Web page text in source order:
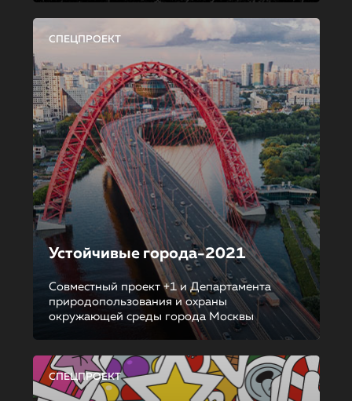
СПЕЦПРОЕКТ
Устойчивые города-2021
Совместный проект +1 и Департамента
природопользования и охраны
окружающей среды города Москвы
СПЕЦПРОЕКТ